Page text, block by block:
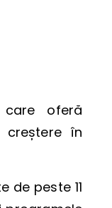
care oferă
creștere în
de peste 11